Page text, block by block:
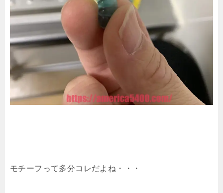
モチーフって多分コレだよね・・・